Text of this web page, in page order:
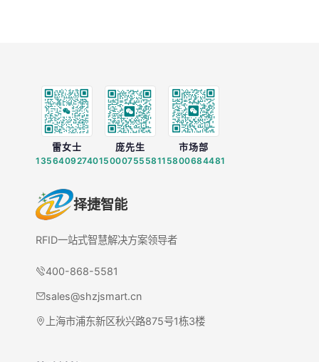
雷女士
13564092740
庞先生
15000755581
市场部
15800684481
择捷智能
RFID一站式智慧解决方案领导者
400-868-5581
sales@shzjsmart.cn
上海市浦东新区秋兴路875号1栋3楼